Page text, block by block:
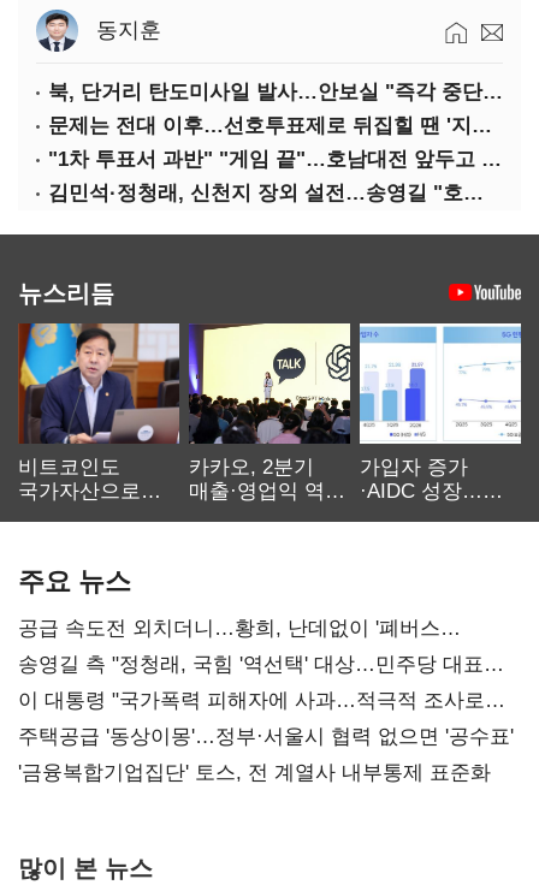
동지훈
북, 단거리 탄도미사일 발사…안보실 "즉각 중단 촉구"
문제는 전대 이후…선호투표제로 뒤집힐 땐 '지지층 불복'
"1차 투표서 과반" "게임 끝"…호남대전 앞두고 '충돌'
김민석·정청래, 신천지 장외 설전…송영길 "호남 계몽 규탄"
뉴스리듬
비트코인도
국가자산으로…'
카카오, 2분기
매출·영업익 역대
가입자 증가
·AIDC 성장…
주요 뉴스
공급 속도전 외치더니…황희, 난데없이 '폐버스
리모델링' 제안
송영길 측 "정청래, 국힘 '역선택' 대상…민주당 대표로
총선 지휘 못해"
이 대통령 "국가폭력 피해자에 사과…적극적 조사로
진실 밝혀야"
주택공급 '동상이몽'…정부·서울시 협력 없으면 '공수표'
'금융복합기업집단' 토스, 전 계열사 내부통제 표준화
많이 본 뉴스